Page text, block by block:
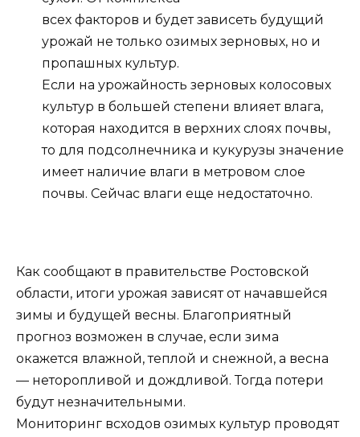
всех факторов и будет зависеть будущий
урожай не только озимых зерновых, но и
пропашных культур.
Если на урожайность зерновых колосовых
культур в большей степени влияет влага,
которая находится в верхних слоях почвы,
то для подсолнечника и кукурузы значение
имеет наличие влаги в метровом слое
почвы. Сейчас влаги еще недостаточно.
Как сообщают в правительстве Ростовской
области, итоги урожая зависят от начавшейся
зимы и будущей весны. Благоприятный
прогноз возможен в случае, если зима
окажется влажной, теплой и снежной, а весна
— неторопливой и дождливой. Тогда потери
будут незначительными.
Мониторинг всходов озимых культур проводят